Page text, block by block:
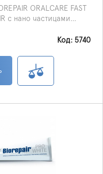
ORALCARE FAST
с нано частицами
15%)
поврежденную зубную
снижает
и со временем
дентина,
зубного
Код: 5740